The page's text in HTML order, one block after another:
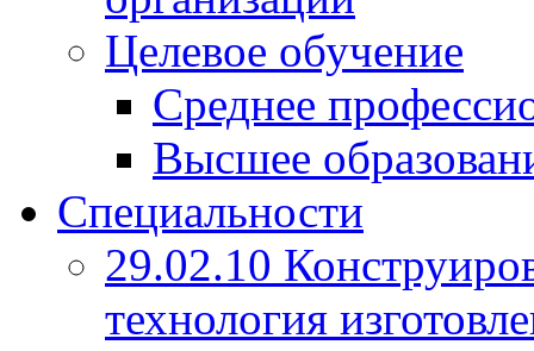
Целевое обучение
Среднее
Высшее
Специальности
29.02.10
технология